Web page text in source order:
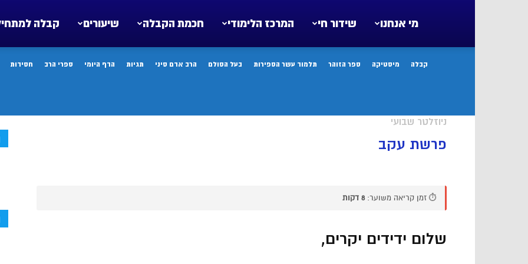
קבלה שיעורים חכמת הקבלה המרכז הלימודי שידור חי מי אנחנו
קבלה מיסטיקה ספר הזוהר תלמוד עשר הספירות בעל הסולם הרב אדם סיני תגיות הדף היומי ספרי הרב חסידות
ניוזלטר שבועי
פרשת עקב
⏱️ זמן קריאה משוער:8 דקות
שלום ידידים יקרים,